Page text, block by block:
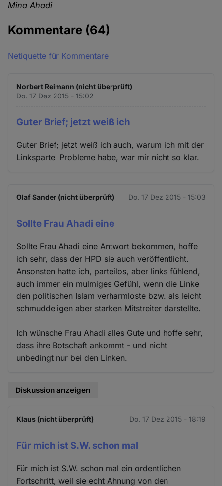
Mina Ahadi
Kommentare (64)
Netiquette für Kommentare
Norbert Reimann (nicht überprüft)
Do. 17 Dez 2015 - 15:02
Guter Brief; jetzt weiß ich
Guter Brief; jetzt weiß ich auch, warum ich mit der
Linkspartei Probleme habe, war mir nicht so klar.
Olaf Sander (nicht überprüft) Do. 17 Dez 2015 - 15:03
Sollte Frau Ahadi eine
Sollte Frau Ahadi eine Antwort bekommen, hoffe
ich sehr, dass der HPD sie auch veröffentlicht.
Ansonsten hatte ich, parteilos, aber links fühlend,
auch immer ein mulmiges Gefühl, wenn die Linke
den politischen Islam verharmloste bzw. als leicht
schmuddeligen aber starken Mitstreiter darstellte.
Ich wünsche Frau Ahadi alles Gute und hoffe sehr,
dass ihre Botschaft ankommt - und nicht
unbedingt nur bei den Linken.
Diskussion anzeigen
Klaus (nicht überprüft) Do. 17 Dez 2015 - 18:19
Für mich ist S.W. schon mal
Für mich ist S.W. schon mal ein ordentlichen
Fortschritt, weil sie echt Ahnung von den